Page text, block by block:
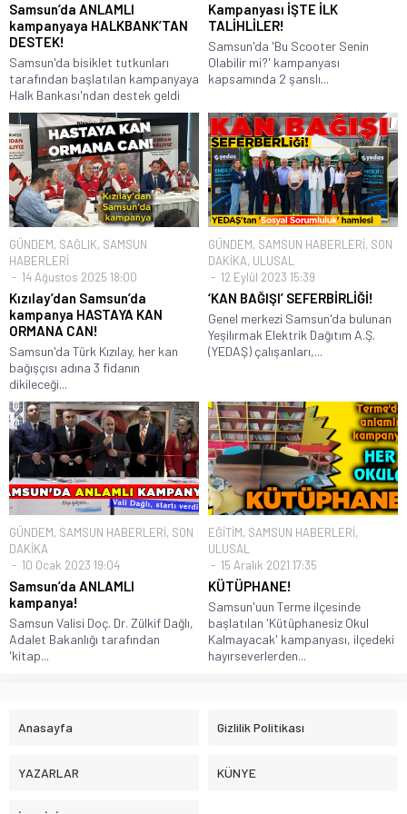
Samsun’da ANLAMLI
kampanyaya HALKBANK’TAN
DESTEK!
Samsun'da bisiklet tutkunları
tarafından başlatılan kampanyaya
Halk Bankası'ndan destek geldi
Kampanyası İŞTE İLK
TALİHLİLER!
Samsun'da 'Bu Scooter Senin
Olabilir mi?' kampanyası
kapsamında 2 şanslı...
GÜNDEM, SAĞLIK, SAMSUN
HABERLERİ
14 Ağustos 2025 18:00
Kızılay’dan Samsun’da
kampanya HASTAYA KAN
ORMANA CAN!
Samsun'da Türk Kızılay, her kan
bağışçısı adına 3 fidanın
dikileceği...
GÜNDEM, SAMSUN HABERLERİ, SON
DAKİKA, ULUSAL
12 Eylül 2023 15:39
‘KAN BAĞIŞI’ SEFERBİRLİĞİ!
Genel merkezi Samsun'da bulunan
Yeşilırmak Elektrik Dağıtım A.Ş.
(YEDAŞ) çalışanları,...
GÜNDEM, SAMSUN HABERLERİ, SON
DAKİKA
10 Ocak 2023 19:04
Samsun’da ANLAMLI
kampanya!
Samsun Valisi Doç. Dr. Zülkif Dağlı,
Adalet Bakanlığı tarafından
'kitap...
EĞİTİM, SAMSUN HABERLERİ,
ULUSAL
15 Aralık 2021 17:35
KÜTÜPHANE!
Samsun'uun Terme ilçesinde
başlatılan 'Kütüphanesiz Okul
Kalmayacak' kampanyası, ilçedeki
hayırseverlerden...
Anasayfa Gizlilik Politikası
YAZARLAR KÜNYE